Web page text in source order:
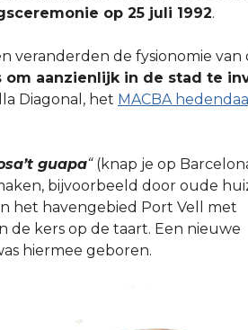
op 25 juli 1992.
veranderden de fysionomie van
om aanzienlijk in de stad te
Diagonal, het MACBA
guapa“(knap je op
bijvoorbeeld door oude
het havengebied Port Vell met
de kers op de taart. Een nieuwe
hiermee geboren.